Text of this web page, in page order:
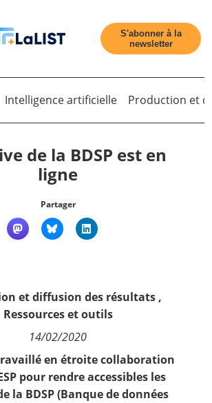
S'abonner à la
newsletter
Intelligence artificielle Production et
de la BDSP est en
ligne
Partager
et diffusion des résultats,
Ressources et outils
14/02/2020
en étroite collaboration
pour rendre accessibles les
la BDSP (Banque de données